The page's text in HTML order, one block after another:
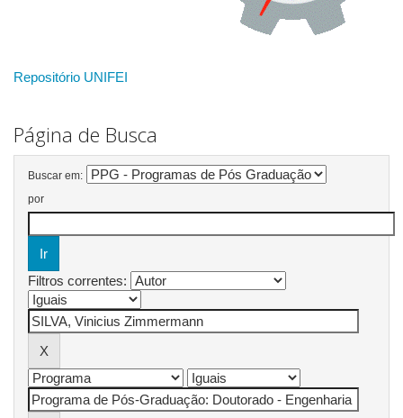
Repositório UNIFEI
Página de Busca
Buscar em:
por
Filtros correntes: